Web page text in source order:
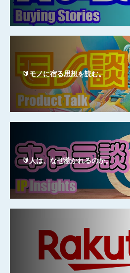
🔰モノに宿る思想を読む。
🔰人は、なぜ惹かれるのか。